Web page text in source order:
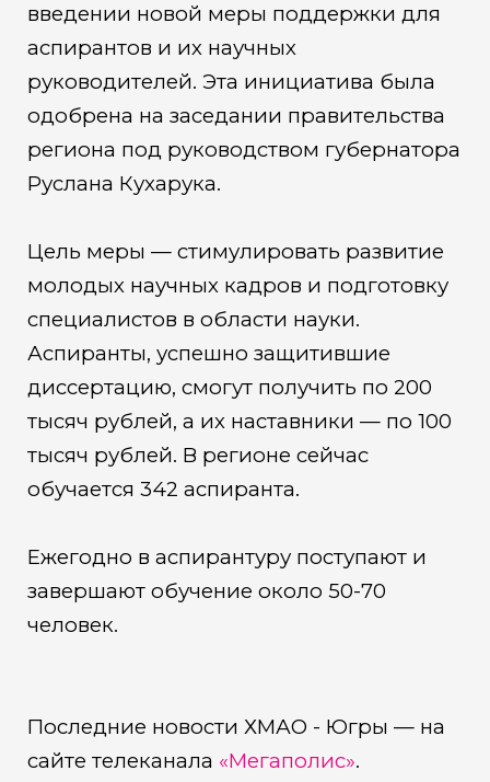
введении новой меры поддержки для
аспирантов и их научных
руководителей. Эта инициатива была
одобрена на заседании правительства
региона под руководством губернатора
Руслана Кухарука.
Цель меры — стимулировать развитие
молодых научных кадров и подготовку
специалистов в области науки.
Аспиранты, успешно защитившие
диссертацию, смогут получить по 200
тысяч рублей, а их наставники — по 100
тысяч рублей. В регионе сейчас
обучается 342 аспиранта.
Ежегодно в аспирантуру поступают и
завершают обучение около 50-70
человек.
Последние новости ХМАО - Югры — на
сайте телеканала «Мегаполис».